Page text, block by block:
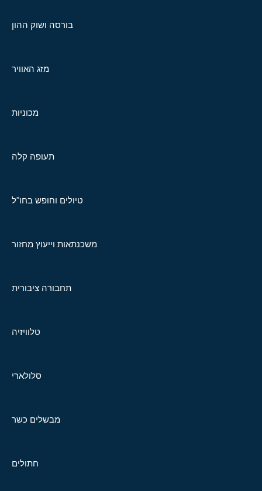
בורסה ושוק ההון
מזג האוויר
מכוניות
תעופה קלה
טיולים וחופש בחו"ל
משכנתאות וייעוץ מחזור
תחבורה ציבורית
טלוויזיה
סלולארי
מבשלים כשר
חתולים